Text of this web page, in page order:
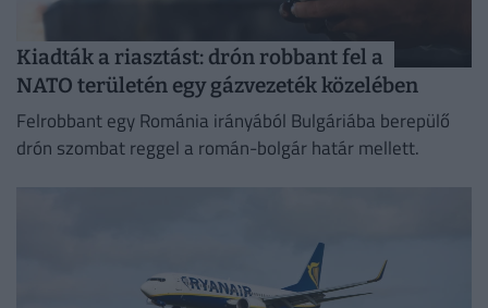
Kiadták a riasztást: drón robbant fel a
NATO területén egy gázvezeték közelében
Felrobbant egy Románia irányából Bulgáriába berepülő
drón szombat reggel a román-bolgár határ mellett.